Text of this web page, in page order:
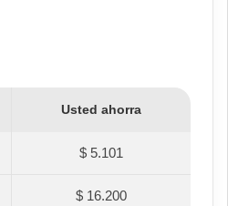
Usted ahorra
$ 5.101
$ 16.200